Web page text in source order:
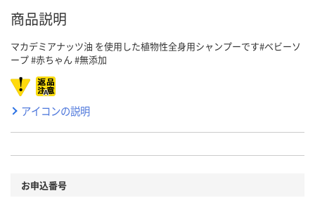
商品説明
マカデミアナッツ油 を使用した植物性全身用シャンプーです#ベビーソ
ープ #赤ちゃん #無添加
アイコンの説明
お申込番号